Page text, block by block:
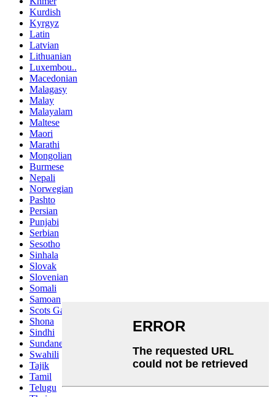
Kurdish
Kyrgyz
Latin
Latvian
Lithuanian
Luxembou..
Macedonian
Malagasy
Malay
Malayalam
Maltese
Maori
Marathi
Mongolian
Burmese
Nepali
Norwegian
Pashto
Persian
Punjabi
Serbian
Sesotho
Sinhala
Slovak
Slovenian
Somali
Samoan
Scots Gaelic
Shona
Sindhi
Sundanese
Swahili
Tajik
Tamil
Telugu